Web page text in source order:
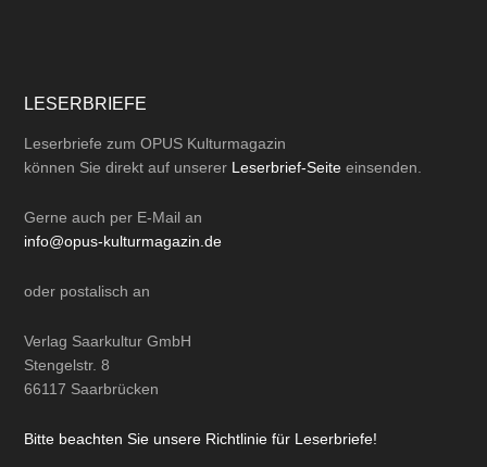
LESERBRIEFE
Leserbriefe zum OPUS Kulturmagazin
können Sie direkt auf unserer Leserbrief-Seite einsenden.
Gerne auch per E-Mail an
info@opus-kulturmagazin.de
oder postalisch an
Verlag Saarkultur GmbH
Stengelstr. 8
66117 Saarbrücken
Bitte beachten Sie unsere Richtlinie für Leserbriefe!